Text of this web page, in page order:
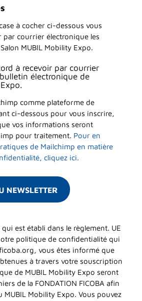
à cocher ci-dessous vous
par courrier électronique les
MUBIL Mobility Expo.
à recevoir par courrier
électronique de
comme plateforme de
ci-dessous pour vous inscrire,
vos informations seront
pour traitement. Pour en
de Mailchimp en matière
cliquez ici.
est établi dans le règlement. UE
politique de confidentialité qui
vous êtes informé que
à travers votre souscription
de MUBIL Mobility Expo seront
de la FONDATION FICOBA afin
Mobility Expo. Vous pouvez